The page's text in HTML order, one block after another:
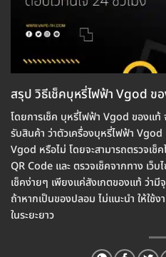
สรุป วิธีเช็คบุหรี่ไฟฟ้า Vgod ข
โดยการเช็ค บุหรี่ไฟฟ้า Vgod ของแท้
รับสินค้า ว่าตัวเครื่องบุหรี่ไฟฟ้า
Vgod หรือไม่ โดยจะสามารถตรวจเช็
QR Code และ ตรวจเช็คจากทาง เว็
เช็คง่ายๆ เพียงแค่สังเกตของแท้ ว่า
ถ้าหากเป็นของปลอม ไม่แนะนำ ให้ใช้ง
ในระยะยาว